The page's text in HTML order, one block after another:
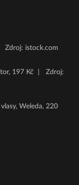
Zdroj: istock.com
197 Kč
Zdroj:
Weleda, 220